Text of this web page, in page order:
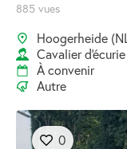
885 vues
Hoogerheide
Cavalier d'écurie
À convenir
Autre
0